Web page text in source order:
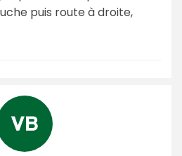
puis route à droite,